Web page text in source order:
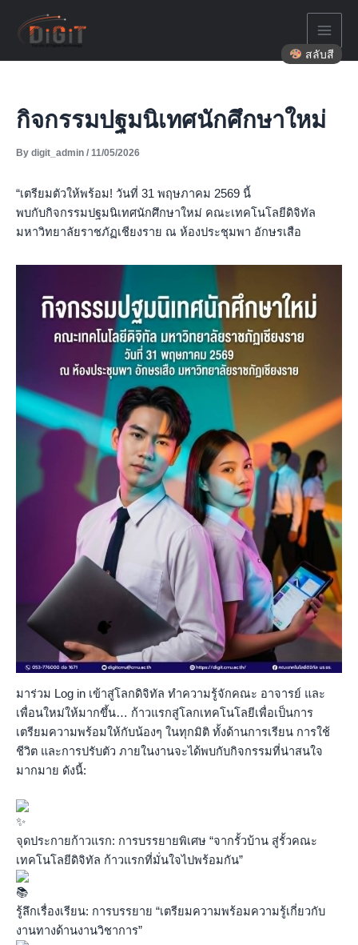
content
กิจกรรมปฐมนิเทศนักศึกษาใหม่
By digit_admin / 11/05/2026
“เตรียมตัวให้พร้อม! วันที่ 31 พฤษภาคม 2569 นี้
พบกับกิจกรรมปฐมนิเทศนักศึกษาใหม่ คณะเทคโนโลยีดิจิทัล
มหาวิทยาลัยราชภัฏเชียงราย ณ ห้องประชุมพา อักษรเสือ
มาร่วม Log in เข้าสู่โลกดิจิทัล ทำความรู้จักคณะ อาจารย์ และ
เพื่อนใหม่ให้มากขึ้น… ก้าวแรกสู่โลกเทคโนโลยีเพื่อเป็นการ
เตรียมความพร้อมให้กับน้องๆ ในทุกมิติ ทั้งด้านการเรียน การใช้
ชีวิต และการปรับตัว ภายในงานจะได้พบกับกิจกรรมที่น่าสนใจ
มากมาย ดังนี้:
จุดประกายก้าวแรก: การบรรยายพิเศษ “จากรั้วบ้าน สู่รั้วคณะ
เทคโนโลยีดิจิทัล ก้าวแรกที่มั่นใจไปพร้อมกัน”
รู้ลึกเรื่องเรียน: การบรรยาย “เตรียมความพร้อมความรู้เกี่ยวกับ
งานทางด้านงานวิชาการ”
สลับสี